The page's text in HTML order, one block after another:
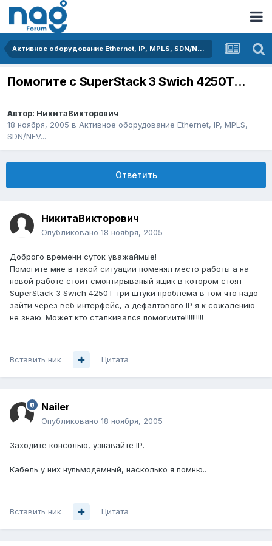
Активное оборудование Ethernet, IP, MPLS, SDN/NFV...
Помогите с SuperStack 3 Swich 4250T...
Автор: НикитаВикторович
18 ноября, 2005 в Активное оборудование Ethernet, IP, MPLS,
SDN/NFV...
Ответить
НикитаВикторович
Опубликовано 18 ноября, 2005
Доброго времени суток уважаймые!
Помогите мне в такой ситуации поменял место работы а на
новой работе стоит смонтирываный ящик в котором стоят
SuperStack 3 Swich 4250T три штуки проблема в том что надо
зайти через веб интерфейс, а дефалтового IP я к сожалению
не знаю. Может кто сталкивался помогиите!!!!!!!!!!
Вставить ник Цитата
Nailer
Опубликовано 18 ноября, 2005
Заходите консолью, узнавайте IP.
Кабель у них нульмодемный, насколько я помню..
Вставить ник Цитата